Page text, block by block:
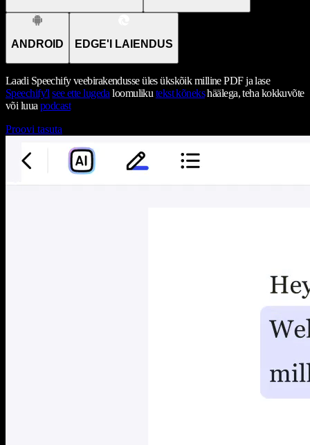
ANDROID EDGE'I LAIENDUS
Laadi Speechify veebirakendusse üles ükskõik milline PDF ja lase
Speechify'l see ette lugeda loomuliku tekst kõnekshäälega, teha kokkuvõte
või luua podcast
Proovi tasuta